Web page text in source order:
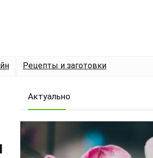
Рецепты и заготовки
Актуально